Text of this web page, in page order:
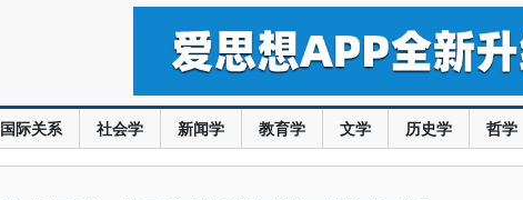
国际关系 社会学 新闻学 教育学 文学 历史学 哲学